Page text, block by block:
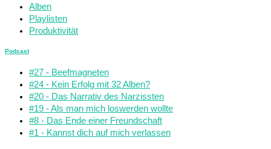
Alben
Playlisten
Produktivität
Podcast
#27 - Beefmagneten
#24 - Kein Erfolg mit 32 Alben?
#20 - Das Narrativ des Narzissten
#19 - Als man mich loswerden wollte
#8 - Das Ende einer Freundschaft
#1 - Kannst dich auf mich verlassen